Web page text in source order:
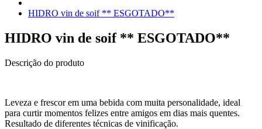
HIDRO vin de soif ** ESGOTADO**
HIDRO vin de soif ** ESGOTADO**
Descrição do produto
Leveza e frescor em uma bebida com muita personalidade, ideal
para curtir momentos felizes entre amigos em dias mais quentes.
Resultado de diferentes técnicas de vinificação.